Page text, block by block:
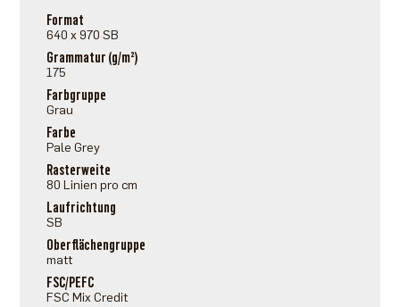
Format
640 x 970 SB
Grammatur (g/m²)
175
Farbgruppe
Grau
Farbe
Pale Grey
Rasterweite
80 Linien pro cm
Laufrichtung
SB
Oberflächengruppe
matt
FSC/PEFC
FSC Mix Credit